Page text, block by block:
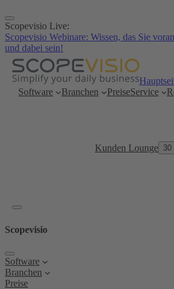
Zum
Inhalt
springen
Scopevisio Live:
Scopevisio Webinare: Wissen, das Sie
und dabei sein!
Software
Branchen PreiseService
Kunden Lounge 30
Scopevisio
Software
Branchen
Preise